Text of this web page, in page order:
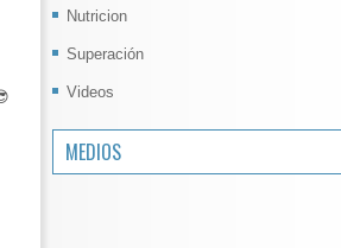
Nutricion
Superación
Videos
MEDIOS